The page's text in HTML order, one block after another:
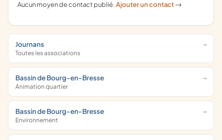
Aucun moyen de contact publié.Ajouter un contact ->
Journans
Toutes les associations
Bassin de Bourg-en-Bresse
Animation quartier
Bassin de Bourg-en-Bresse
Environnement